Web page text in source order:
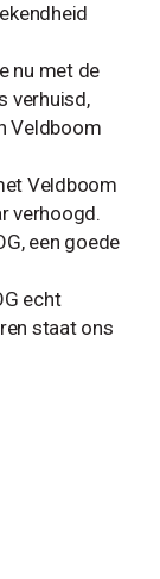
nu met de
verhuisd,
Veldboom
Veldboom
verhoogd.
een goede
echt
staat ons